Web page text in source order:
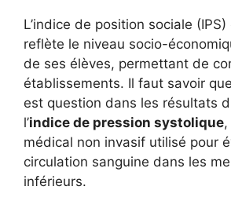
L’indice de position sociale (IPS)
reflète le niveau socio-
de ses élèves, permettant de
établissements. Il faut savoir
est question dans les résultats
l’indice de pression systolique
médical non invasif utilisé pour
circulation sanguine dans les
inférieurs.